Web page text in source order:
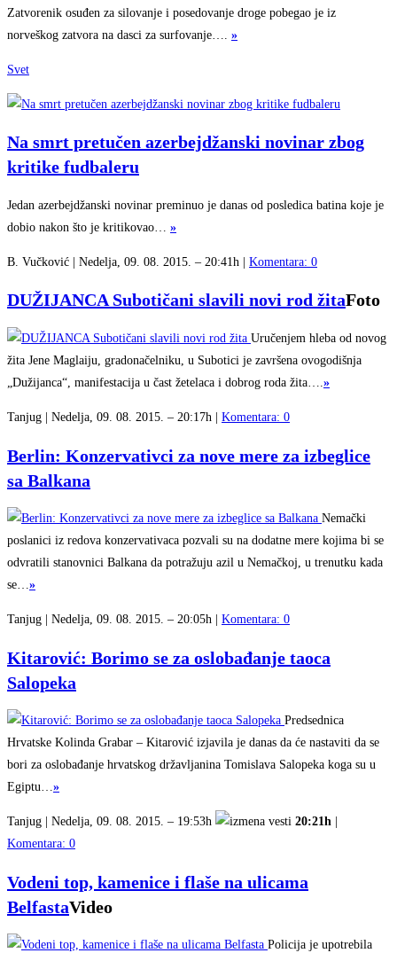
Zatvorenik osuđen za silovanje i posedovanje droge pobegao je iz
norveškog zatvora na dasci za surfovanje…. »
Svet
Na smrt pretučen azerbejdžanski novinar zbog
kritike fudbaleru
Jedan azerbejdžanski novinar preminuo je danas od posledica batina koje je
dobio nakon što je kritikovao… »
B. Vučković | Nedelja, 09. 08. 2015. – 20:41h | Komentara: 0
DUŽIJANCA Subotičani slavili novi rod žitaFoto
Uručenjem hleba od novog
žita Jene Maglaiju, gradonačelniku, u Subotici je završena ovogodišnja
„Dužijanca“, manifestacija u čast žetelaca i dobrog roda žita…. »
Tanjug | Nedelja, 09. 08. 2015. – 20:17h | Komentara: 0
Berlin: Konzervativci za nove mere za izbeglice
sa Balkana
Nemački
poslanici iz redova konzervativaca pozvali su na dodatne mere kojima bi se
odvratili stanovnici Balkana da potražuju azil u Nemačkoj, u trenutku kada
se…»
Tanjug | Nedelja, 09. 08. 2015. – 20:05h | Komentara: 0
Kitarović: Borimo se za oslobađanje taoca
Salopeka
Predsednica
Hrvatske Kolinda Grabar – Kitarović izjavila je danas da će nastaviti da se
bori za oslobađanje hrvatskog državljanina Tomislava Salopeka koga su u
Egiptu…»
Tanjug | Nedelja, 09. 08. 2015. – 19:53h 20:21h
Komentara: 0
Vodeni top, kamenice i flaše na ulicama
BelfastaVideo
Policija je upotrebila